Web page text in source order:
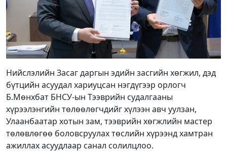
Нийслэлийн Засаг даргын эдийн засгийн хөгжил, дэд
бүтцийн асуудал хариуцсан нэгдүгээр орлогч
Б.Мөнхбат БНСУ-ын Тээврийн судалгааны
хүрээлэнгийн төлөөлөгчдийг хүлээн авч уулзан,
Улаанбаатар хотын зам, тээврийн хөгжлийн мастер
төлөвлөгөө боловсруулах төслийн хүрээнд хамтран
ажиллах асуудлаар санал солилцлоо.